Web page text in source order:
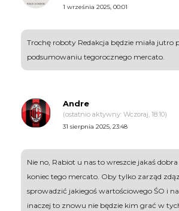
1 września 2025, 00:01
Trochę roboty Redakcja będzie miała jutro
podsumowaniu tegorocznego mercato.
Andre
(ostatnio aktywny: Wczoraj, 18:10)
31 sierpnia 2025, 23:48
Nie no, Rabiot u nas to wreszcie jakaś
koniec tego mercato. Oby tylko zarząd
sprowadzić jakiegoś wartościowego ŚO i
inaczej to znowu nie będzie kim grać w